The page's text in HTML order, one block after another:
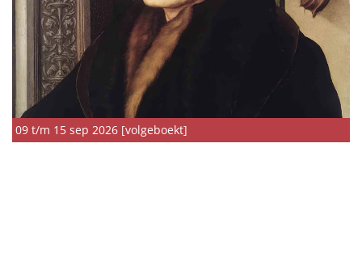
09 t/m 15 sep 2026 [volgeboekt]